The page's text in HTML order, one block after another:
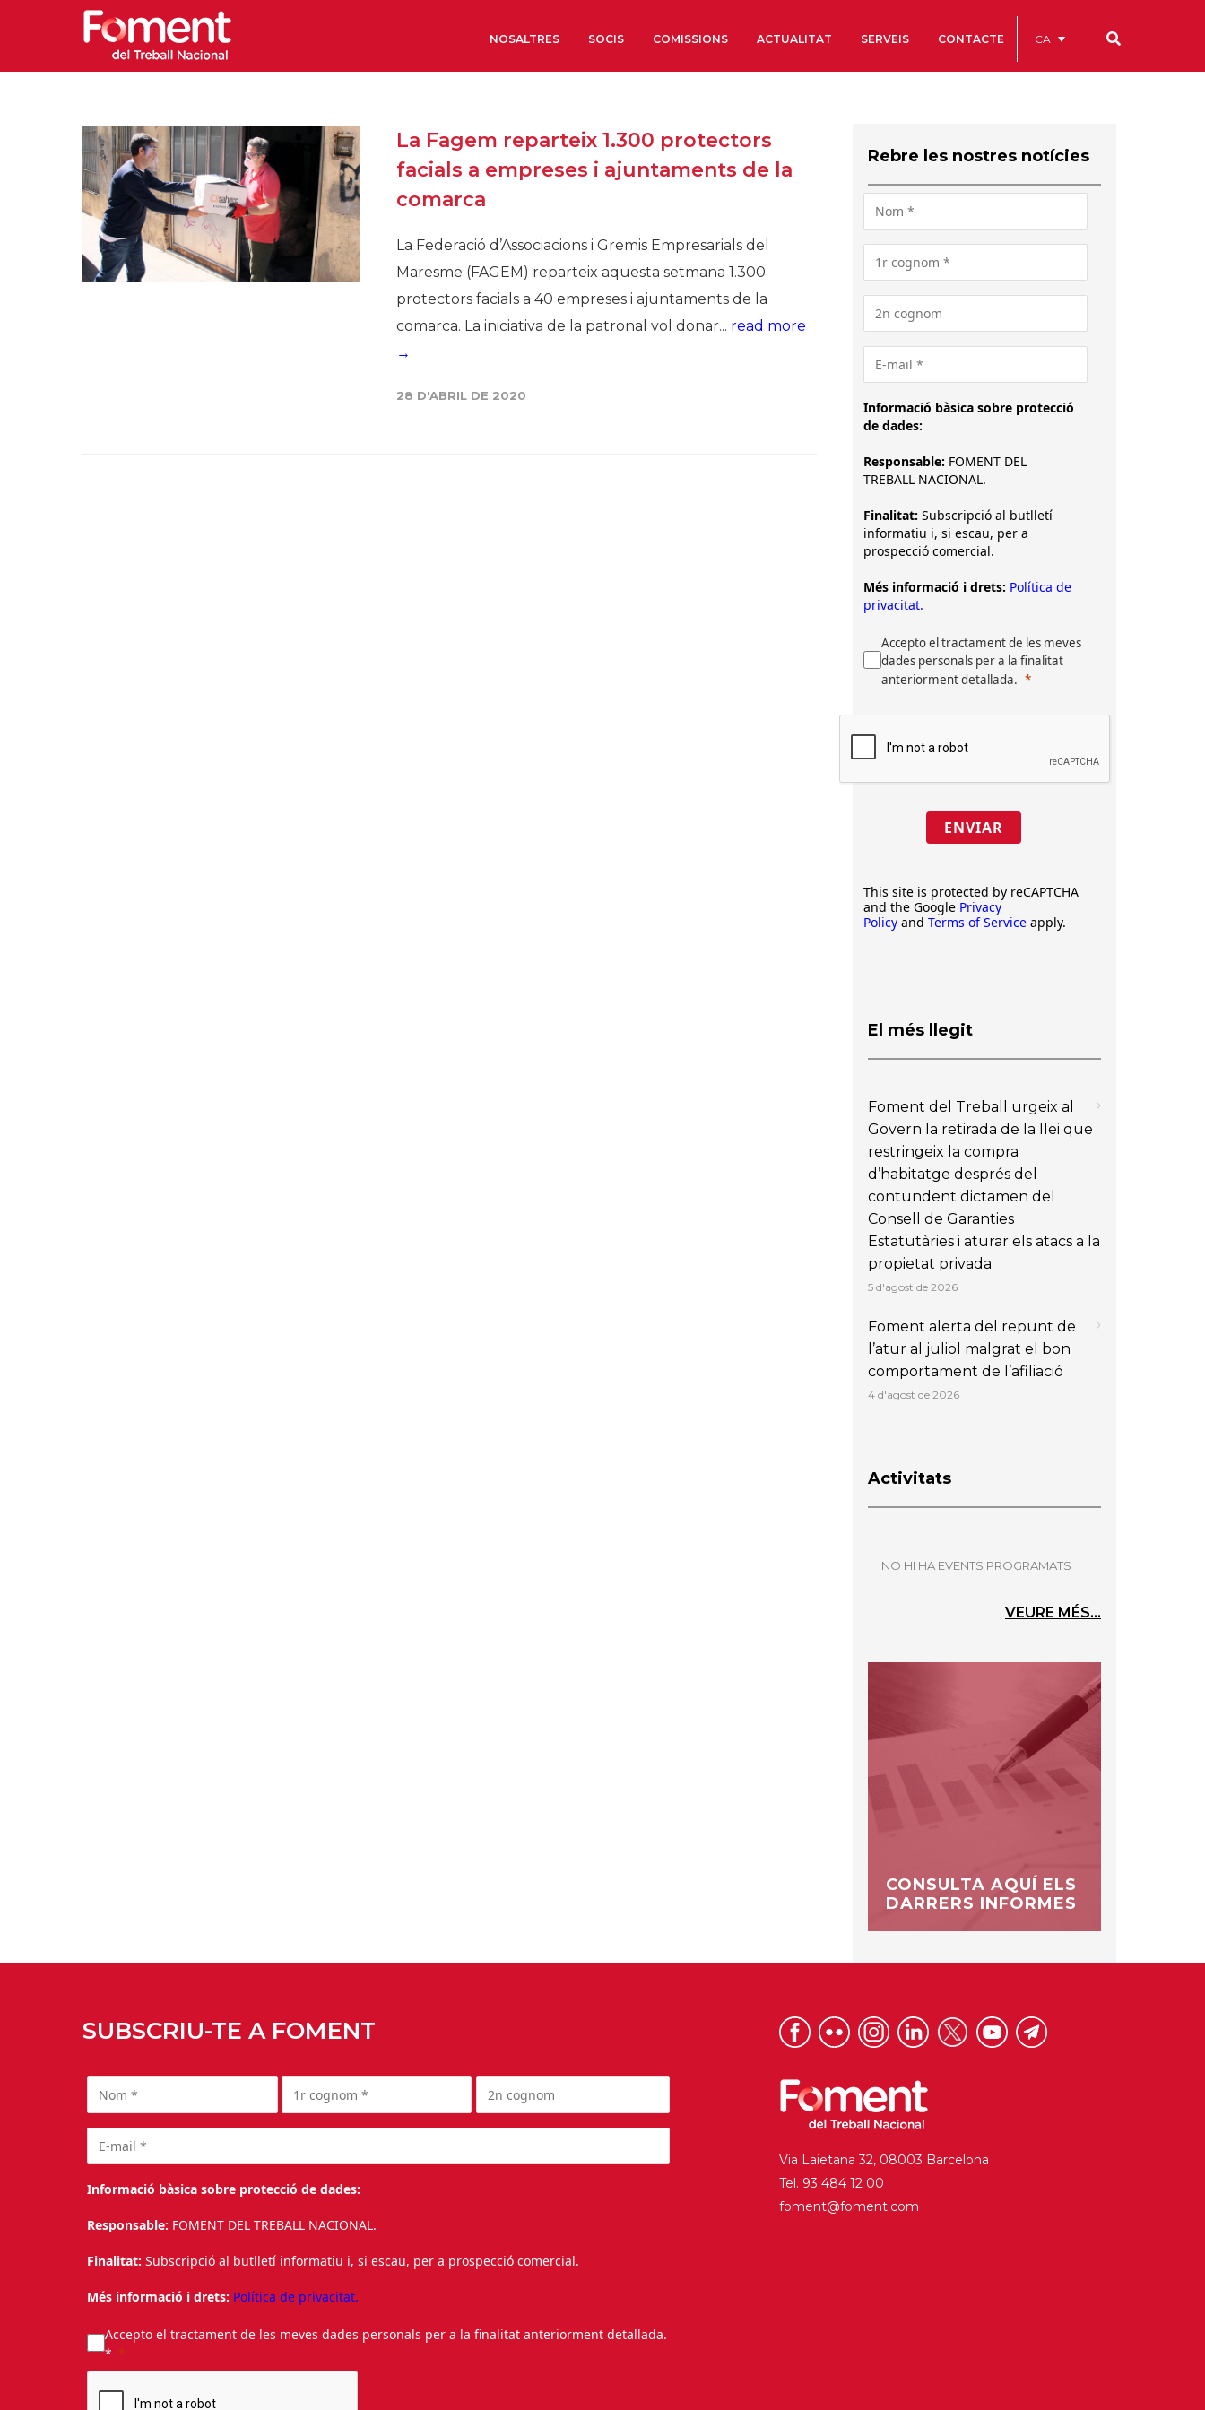
NOSALTRES
Òrgans de Govern
Òrgans Consultius
Econòmics i Socials
Organitzacions territorials
Organitzacions sectorials
Comptes Anuals
Estatuts
Portal de la Transparència
SOCIS COMISSIONS ACTUALITAT SERVEIS CONTACTE CA
La Fagem reparteix 1.300 protectors
facials a empreses i ajuntaments de la
comarca
La Federació d’Associacions i Gremis Empresarials del
Maresme (FAGEM) reparteix aquesta setmana 1.300
protectors facials a 40 empreses i ajuntaments de la
comarca. La iniciativa de la patronal vol donar... read more
→
28 D'ABRIL DE 2020
Rebre les nostres notícies
Informació bàsica sobre protecció
de dades:
Responsable: FOMENT DEL
TREBALL NACIONAL.
Finalitat: Subscripció al butlletí
informatiu i, si escau, per a
prospecció comercial.
Més informació i drets: Política de
privacitat.
Accepto el tractament de les meves
dades personals per a la finalitat
anteriorment detallada.
ENVIAR
This site is protected by reCAPTCHA
and the Google Privacy
Policy and Terms of Service apply.
El més llegit
Foment del Treball urgeix al
Govern la retirada de la llei que
restringeix la compra
d’habitatge després del
contundent dictamen del
Consell de Garanties
Estatutàries i aturar els atacs a la
propietat privada
5 d'agost de 2026
Foment alerta del repunt de
l’atur al juliol malgrat el bon
comportament de l’afiliació
4 d'agost de 2026
Activitats
NO HI HA EVENTS PROGRAMATS
VEURE MÉS...
CONSULTA AQUÍ ELS
DARRERS INFORMES
SUBSCRIU-TE A FOMENT
Informació bàsica sobre protecció de dades:
Responsable: FOMENT DEL TREBALL NACIONAL.
Finalitat: Subscripció al butlletí informatiu i, si escau, per a prospecció comercial.
Més informació i drets: Política de privacitat.
Accepto el tractament de les meves dades personals per a la finalitat anteriorment detallada.
*
Via Laietana 32, 08003 Barcelona
Tel. 93 484 12 00
foment@foment.com